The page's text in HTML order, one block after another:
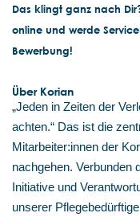
Das klingt ganz nach
online und werde
Bewerbung!
Über Korian
„Jeden in Zeiten der
achten.“ Das ist die
Mitarbeiter:innen der
nachgehen. Verbunden
Initiative und
unserer